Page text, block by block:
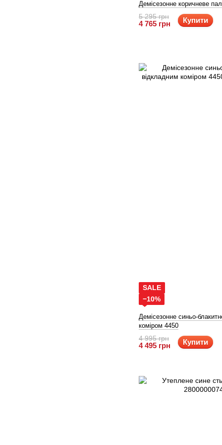
Демісезонне коричневе
5 295 грн
4 765 грн Купити
SALE
−10%
Демісезонне синьо-
коміром 4450
4 995 грн
4 495 грн Купити